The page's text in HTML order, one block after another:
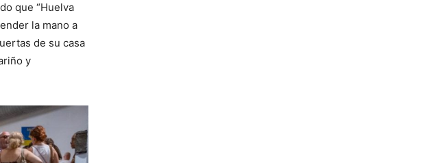
que “Huelva
la mano a
de su casa
y